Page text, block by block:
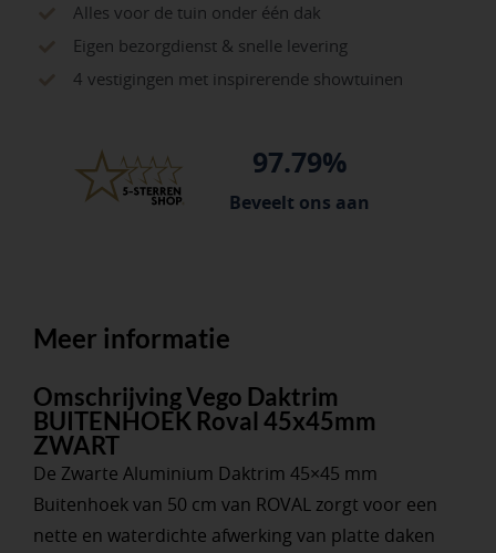
Alles voor de tuin onder één dak
Eigen bezorgdienst & snelle levering
4 vestigingen met inspirerende showtuinen
97.79%
Beveelt ons aan
Meer informatie
Omschrijving Vego Daktrim
BUITENHOEK Roval 45x45mm
ZWART
De Zwarte Aluminium Daktrim 45×45 mm
Buitenhoek van 50 cm van ROVAL zorgt voor een
nette en waterdichte afwerking van platte daken